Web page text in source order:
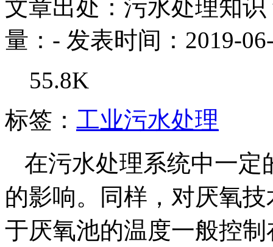
文章出处：污水处理知识
量： - 发表时间：2019-
55.8K
标签： 工业污水处理
在污水处理系统中一定
的影响。同样，对厌氧
于厌氧池的温度一般控